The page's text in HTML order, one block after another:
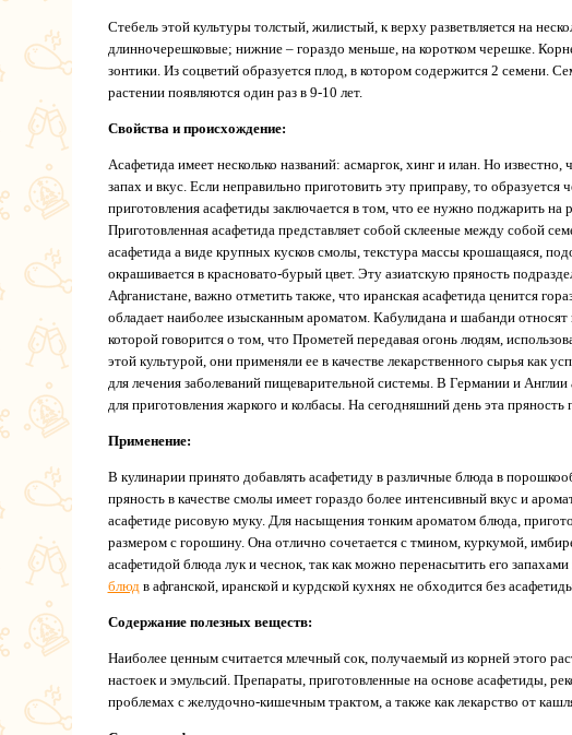
Стебель этой культуры толстый, жилистый, к верху разветвляется на
длинночерешковые; нижние – гораздо меньше, на коротком черешке.
зонтики. Из соцветий образуется плод, в котором содержится 2 семени.
растении появляются один раз в 9-10 лет.
Свойства и происхождение:
Асафетида имеет несколько названий: асмаргок, хинг и илан. Но
запах и вкус. Если неправильно приготовить эту приправу, то
приготовления асафетиды заключается в том, что ее нужно поджарить
Приготовленная асафетида представляет собой склееные между собой
асафетида а виде крупных кусков смолы, текстура массы крошащаяся,
окрашивается в красновато-бурый цвет. Эту азиатскую пряность
Афганистане, важно отметить также, что иранская асафетида ценится
обладает наиболее изысканным ароматом. Кабулидана и шабанди
которой говорится о том, что Прометей передавая огонь людям,
этой культурой, они применяли ее в качестве лекарственного сырья как
для лечения заболеваний пищеварительной системы. В Германии и
для приготовления жаркого и колбасы. На сегодняшний день эта
Применение:
В кулинарии принято добавлять асафетиду в различные блюда в
пряность в качестве смолы имеет гораздо более интенсивный вкус и
асафетиде рисовую муку. Для насыщения тонким ароматом блюда,
размером с горошину. Она отлично сочетается с тмином, куркумой,
асафетидой блюда лук и чеснок, так как можно перенасытить его
блюд в афганской, иранской и курдской кухнях не обходится без
Содержание полезных веществ:
Наиболее ценным считается млечный сок, получаемый из корней этого
настоек и эмульсий. Препараты, приготовленные на основе асафетиды,
проблемах с желудочно-кишечным трактом, а также как лекарство от